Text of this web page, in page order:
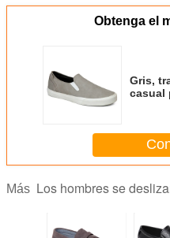
Obtenga el
Gris,
casual
Más Los hombres se